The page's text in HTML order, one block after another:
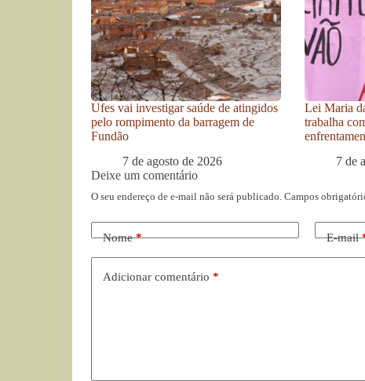
Ufes vai investigar saúde de atingidos
pelo rompimento da barragem de
Fundão
7 de agosto de 2026
Lei Maria
trabalha
7 de
Deixe um comentário
O seu endereço de e-mail não será publicado. Campos
Nome* E-mail
Adicionar comentário *